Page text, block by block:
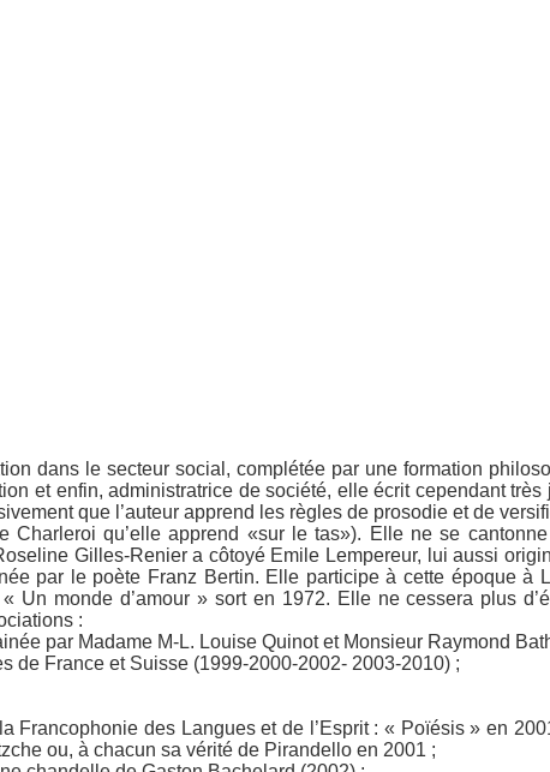
dans le secteur social, complétée par une formation
et enfin, administratrice de société, elle écrit cependant très
que l’auteur apprend les règles de prosodie et de
qu’elle apprend «sur le tas»). Elle ne se
Gilles-Renier a côtoyé Emile Lempereur, lui aussi
par le poète Franz Bertin. Elle participe à cette époque à
Un monde d’amour» sort en 1972. Elle ne cessera plus
:
par Madame M-L. Louise Quinot et Monsieur Raymond
de France et Suisse (1999-2000-2002- 2003-2010) ;
des Langues et de l’Esprit : « Poïésis » en
ou, à chacun sa vérité de Pirandello en 2001 ;